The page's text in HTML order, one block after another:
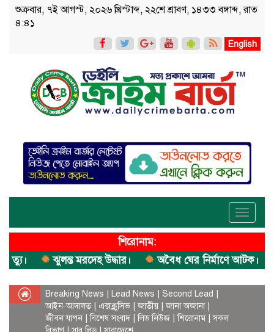
শুক্রবার, ৭ই আগস্ট, ২০২৬ খ্রিস্টাব্দ, ২২শে শ্রাবণ, ১৪৩৩ বঙ্গাব্দ, রাত
৪:৪১
English
Toggle
শিরোনাম:
ঝুলন্ত মরদেহ উদ্ধার। অবৈধ ঘের নির্মাণে আটক।
Breaking News Lead News Second Lead
আইন-আদালত
এক্সক্লুসিভ |জাতীয় |জানা অজানা|
জীবন যাপন |বিশেষ সংবাদ|লিড নিউজ |শিরোনাম|সকল